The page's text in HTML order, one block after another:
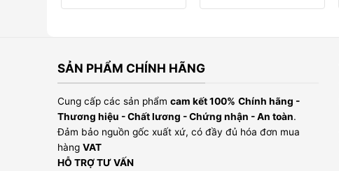
SẢN PHẨM CHÍNH HÃNG
Cung cấp các sản phẩm cam kết 100% Chính hãng -
Thương hiệu - Chất lương - Chứng nhận - An toàn.
Đảm bảo nguồn gốc xuất xứ, có đầy đủ hóa đơn mua
hàng VAT
HỖ TRỢ TƯ VẤN